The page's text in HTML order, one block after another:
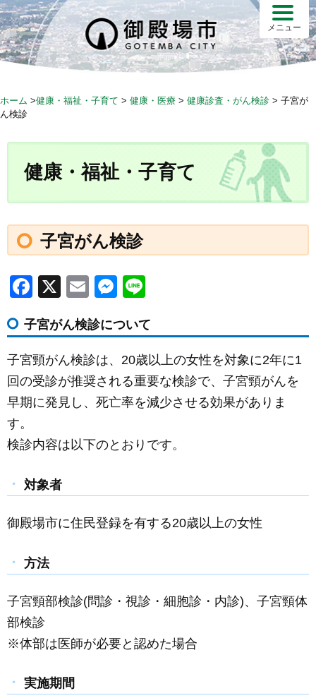
S
k
i
p
c
メニュー
ホーム >健康・福祉・子育て > 健康・医療 > 健康診査・がん検診 > 子宮が
ん検診
健康・福祉・子育て
子宮がん検診
F
c
e
b
o
k
X
E
ail
M
ss
e
n
g
e
子宮がん検診について
子宮頸がん検診は、20歳以上の女性を対象に2年に1
回の受診が推奨される重要な検診で、子宮頸がんを
早期に発見し、死亡率を減少させる効果がありま
す。
検診内容は以下のとおりです。
対象者
御殿場市に住民登録を有する20歳以上の女性
方法
子宮頸部検診(問診・視診・細胞診・内診)、子宮頸体
部検診
※体部は医師が必要と認めた場合
実施期間